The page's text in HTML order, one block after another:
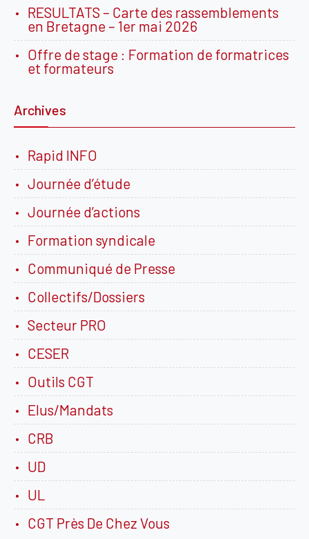
RESULTATS – Carte des rassemblements
en Bretagne – 1er mai 2026
Offre de stage : Formation de formatrices
et formateurs
Archives
Rapid INFO
Journée d’étude
Journée d’actions
Formation syndicale
Communiqué de Presse
Collectifs/Dossiers
Secteur PRO
CESER
Outils CGT
Elus/Mandats
CRB
UD
UL
CGT Près De Chez Vous